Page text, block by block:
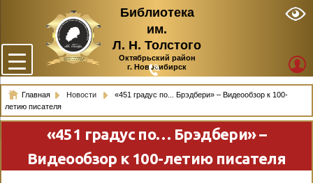
Библиотека
им.
Л. Н. Толстого
Октябрьский район
г. Новосибирск
Главная Новости
«451 градус по... Брэдбери» – Видеообзор к 100-
летию писателя
«451 градус по… Брэдбери» –
Видеообзор к 100-летию писателя